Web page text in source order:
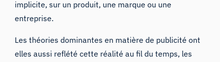
implicite, sur un produit, une marque ou une
entreprise.
Les théories dominantes en matière de publicité ont
elles aussi reflété cette réalité au fil du temps, les